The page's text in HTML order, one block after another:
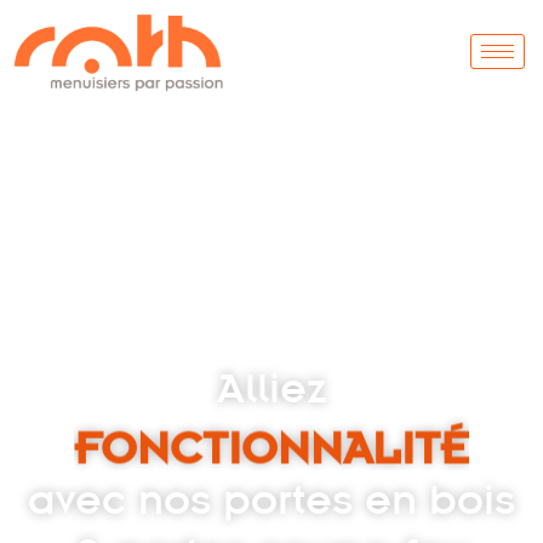
Alliez
FONCTIONNALITÉ
avec nos portes en bois